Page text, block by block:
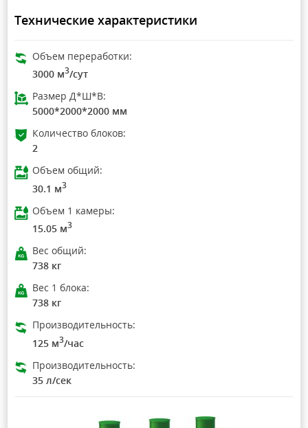
Технические характеристики
Объем переработки:
3000 м3/сут
Размер Д*Ш*В:
5000*2000*2000 мм
Количество блоков:
2
Объем общий:
30.1 м3
Объем 1 камеры:
15.05 м3
Вес общий:
738 кг
Вес 1 блока:
738 кг
Производительность:
125 м3/час
Производительность:
35 л/сек